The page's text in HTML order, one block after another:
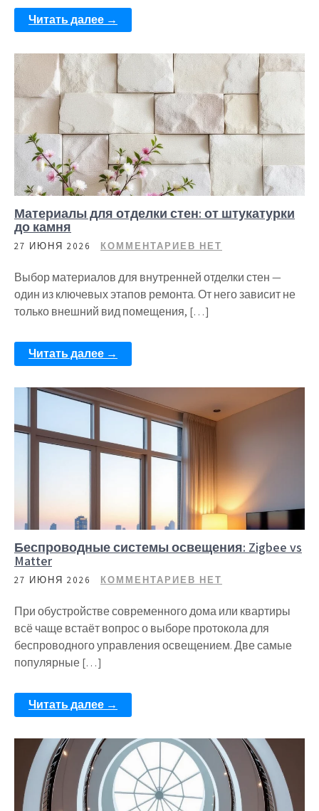
Читать далее →
Материалы для отделки стен: от штукатурки
до камня
27 ИЮНЯ 2026 КОММЕНТАРИЕВ НЕТ
Выбор материалов для внутренней отделки стен —
один из ключевых этапов ремонта. От него зависит не
только внешний вид помещения, […]
Читать далее →
Беспроводные системы освещения: Zigbee vs
Matter
27 ИЮНЯ 2026 КОММЕНТАРИЕВ НЕТ
При обустройстве современного дома или квартиры
всё чаще встаёт вопрос о выборе протокола для
беспроводного управления освещением. Две самые
популярные […]
Читать далее →